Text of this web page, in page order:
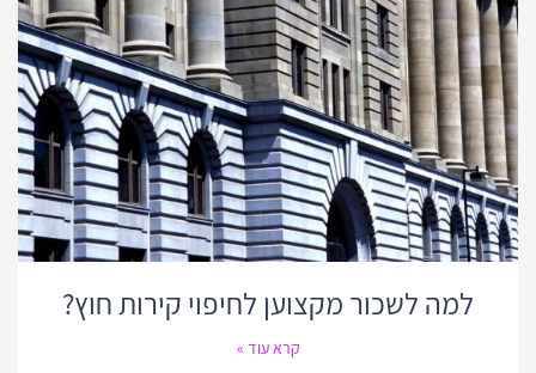
למה לשכור מקצוען לחיפוי קירות חוץ?
קרא עוד »